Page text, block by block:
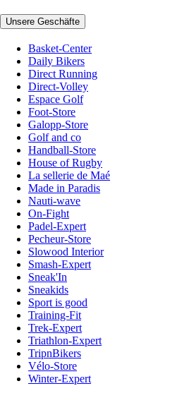
Unsere Geschäfte
Basket-Center
Daily Bikers
Direct Running
Direct-Volley
Espace Golf
Foot-Store
Galopp-Store
Golf and co
Handball-Store
House of Rugby
La sellerie de Maé
Made in Paradis
Nauti-wave
On-Fight
Padel-Expert
Pecheur-Store
Slowood Interior
Smash-Expert
Sneak'In
Sneakids
Sport is good
Training-Fit
Trek-Expert
Triathlon-Expert
TripnBikers
Vélo-Store
Winter-Expert